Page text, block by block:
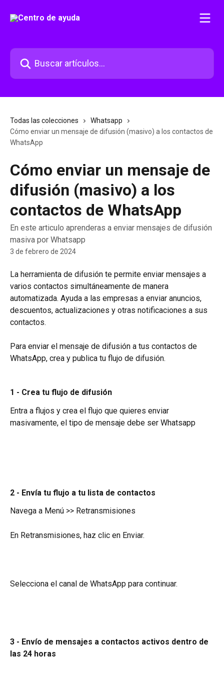
Buscar artículos...
Todas las colecciones
Whatsapp
Cómo enviar un mensaje de difusión (masivo) a los contactos de
WhatsApp
Cómo enviar un mensaje de
difusión (masivo) a los
contactos de WhatsApp
En este articulo aprenderas a enviar mensajes de difusión
masiva por Whatsapp
3 de febrero de 2024
La herramienta de difusión te permite enviar mensajes a
varios contactos simultáneamente de manera
automatizada. Ayuda a las empresas a enviar anuncios,
descuentos, actualizaciones y otras notificaciones a sus
contactos.
Para enviar el mensaje de difusión a tus contactos de
WhatsApp, crea y publica tu flujo de difusión.
1 - Crea tu flujo de difusión
Entra a flujos y crea el flujo que quieres enviar
masivamente, el tipo de mensaje debe ser Whatsapp
2 - Envía tu flujo a tu lista de contactos
Navega a Menú >> Retransmisiones
En Retransmisiones, haz clic en Enviar.
Selecciona el canal de WhatsApp para continuar.
3 - Envío de mensajes a contactos activos dentro de
las 24 horas